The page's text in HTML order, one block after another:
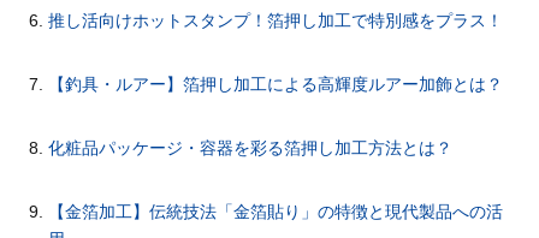
推し活向けホットスタンプ！箔押し加工で特別感をプラス！
【釣具・ルアー】箔押し加工による高輝度ルアー加飾とは？
化粧品パッケージ・容器を彩る箔押し加工方法とは？
【金箔加工】伝統技法「金箔貼り」の特徴と現代製品への活